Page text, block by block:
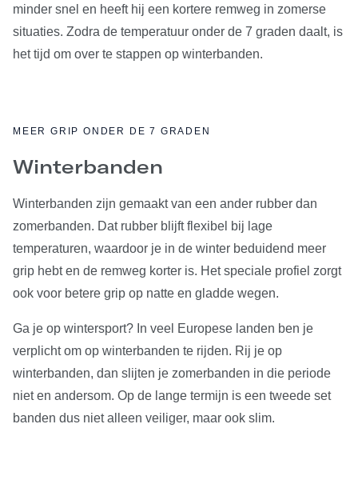
minder snel en heeft hij een kortere remweg in zomerse
situaties. Zodra de temperatuur onder de 7 graden daalt, is
het tijd om over te stappen op winterbanden.
MEER GRIP ONDER DE 7 GRADEN
Winterbanden
Winterbanden zijn gemaakt van een ander rubber dan
zomerbanden. Dat rubber blijft flexibel bij lage
temperaturen, waardoor je in de winter beduidend meer
grip hebt en de remweg korter is. Het speciale profiel zorgt
ook voor betere grip op natte en gladde wegen.
Ga je op wintersport? In veel Europese landen ben je
verplicht om op winterbanden te rijden. Rij je op
winterbanden, dan slijten je zomerbanden in die periode
niet en andersom. Op de lange termijn is een tweede set
banden dus niet alleen veiliger, maar ook slim.